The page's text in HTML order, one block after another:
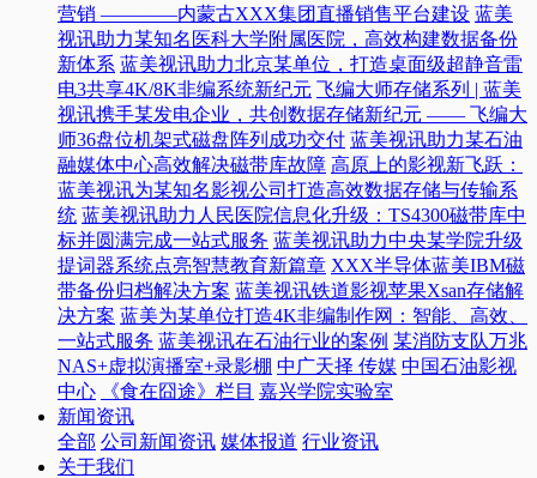
营销 ————内蒙古XXX集团直播销售平台建设 蓝美
视讯助力某知名医科大学附属医院，高效构建数据备份
新体系 蓝美视讯助力北京某单位，打造桌面级超静音雷
电3共享4K/8K非编系统新纪元 飞编大师存储系列 | 蓝美
视讯携手某发电企业，共创数据存储新纪元 —— 飞编大
师36盘位机架式磁盘阵列成功交付 蓝美视讯助力某石油
融媒体中心高效解决磁带库故障 高原上的影视新飞跃：
蓝美视讯为某知名影视公司打造高效数据存储与传输系
统 蓝美视讯助力人民医院信息化升级：TS4300磁带库中
标并圆满完成一站式服务 蓝美视讯助力中央某学院升级
提词器系统点亮智慧教育新篇章 XXX半导体蓝美IBM磁
带备份归档解决方案 蓝美视讯铁道影视苹果Xsan存储解
决方案 蓝美为某单位打造4K非编制作网：智能、高效、
一站式服务 蓝美视讯在石油行业的案例 某消防支队万兆
NAS+虚拟演播室+录影棚 中广天择 传媒 中国石油影视
中心
《食在囧途》栏目 嘉兴学院实验室
新闻资讯
全部 公司新闻资讯 媒体报道 行业资讯
关于我们